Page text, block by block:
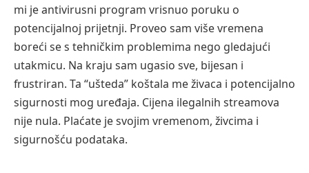
mi je antivirusni program vrisnuo poruku o
potencijalnoj prijetnji. Proveo sam više vremena
boreći se s tehničkim problemima nego gledajući
utakmicu. Na kraju sam ugasio sve, bijesan i
frustriran. Ta “ušteda” koštala me živaca i potencijalno
sigurnosti mog uređaja. Cijena ilegalnih streamova
nije nula. Plaćate je svojim vremenom, živcima i
sigurnošću podataka.